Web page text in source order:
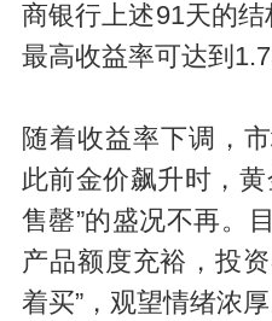
商银行上述91天的
最高收益率可达到
随着收益率下调，
此前金价飙升时，
售罄”的盛况不再。
产品额度充裕，投
着买”，观望情绪浓厚